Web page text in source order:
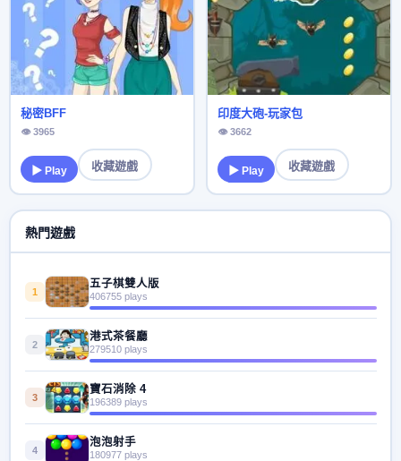
秘密BFF
👁 3965
▶ Play 收藏遊戲
印度大砲-玩家包
👁 3662
▶ Play 收藏遊戲
熱門遊戲
1
五子棋雙人版
406755 plays
2
港式茶餐廳
279510 plays
3
寶石消除 4
196389 plays
4
泡泡射手
180977 plays